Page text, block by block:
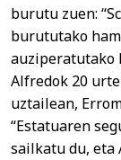
burutu zuen:
burututako
auziperatutako
Alfredok 20
uztailean,
“Estatuaren
sailkatu du, eta